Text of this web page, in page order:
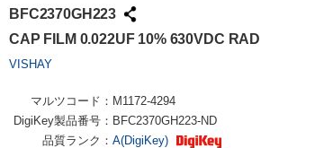
BFC2370GH223
CAP FILM 0.022UF 10% 630VDC RAD
VISHAY
マルツコード： M1172-4294
DigiKey製品番号： BFC2370GH223-ND
品質ランク： A(DigiKey)